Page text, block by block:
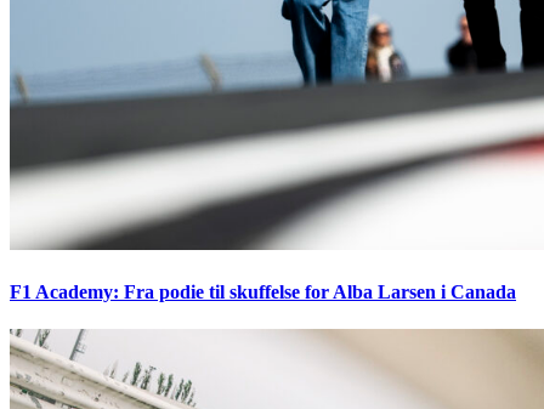
F1 Academy: Fra podie til skuffelse for Alba Larsen i Canada